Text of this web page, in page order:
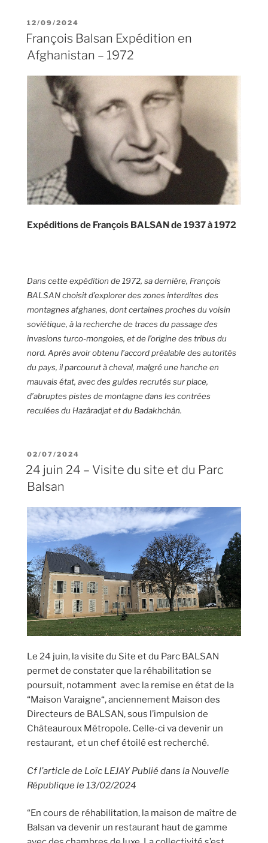
12/09/2024
François Balsan Expédition en
Afghanistan – 1972
Expéditions de François BALSAN de 1937 à 1972
Dans cette expédition de 1972, sa dernière, François
BALSAN choisit d’explorer des zones interdites des
montagnes afghanes, dont certaines proches du voisin
soviétique, à la recherche de traces du passage des
invasions turco-mongoles, et de l’origine des tribus du
nord. Après avoir obtenu l’accord préalable des autorités
du pays, il parcourut à cheval, malgré une hanche en
mauvais état, avec des guides recrutés sur place,
d’abruptes pistes de montagne dans les contrées
reculées du Hazâradjat et du Badakhchân.
02/07/2024
24 juin 24 – Visite du site et du Parc
Balsan
Le 24 juin, la visite du Site et du Parc BALSAN
permet de constater que la réhabilitation se
poursuit, notamment avec la remise en état de la
“Maison Varaigne“, anciennement Maison des
Directeurs de BALSAN, sous l’impulsion de
Châteauroux Métropole. Celle-ci va devenir un
restaurant, et un chef étoilé est recherché.
Cf l’article de Loïc LEJAYPublié dans la Nouvelle
République le 13/02/2024
“En cours de réhabilitation, la maison de maître de
Balsan va devenir un restaurant haut de gamme